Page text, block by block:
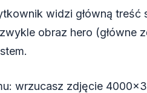
widzi główną treść
obraz hero (główne
wrzucasz zdjęcie